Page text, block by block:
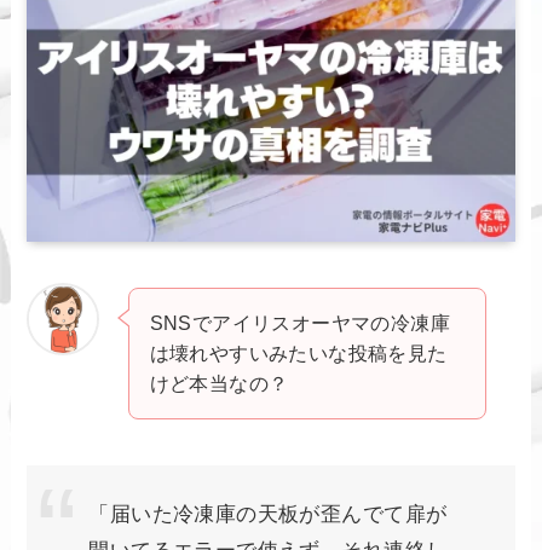
SNSでアイリスオーヤマの冷凍庫
は壊れやすいみたいな投稿を見た
けど本当なの？
「届いた冷凍庫の天板が歪んでて扉が